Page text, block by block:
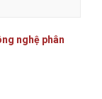
nghệ phân